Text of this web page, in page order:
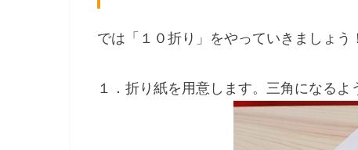
では「１０折り」をやっていきましょう！
１．折り紙を用意します。三角になるよ